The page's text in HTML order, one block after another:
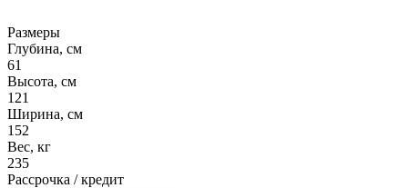
Размеры
Глубина, см
61
Высота, см
121
Ширина, см
152
Вес, кг
235
Рассрочка / кредит